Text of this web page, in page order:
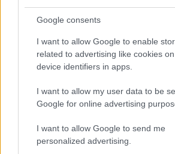
Google consents
I want to allow Google to enable
related to advertising like cookies
device identifiers in apps.
I want to allow my user data to be
Google for online advertising
I want to allow Google to send me
personalized advertising.
Az okra oxalátot is tartalmaz, ami
Ha volt már veseköved, maradj a
Hogyan érdemes
okrát
Ajánlott elkészítési